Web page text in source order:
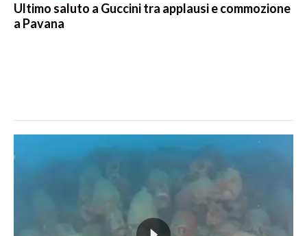
Ultimo saluto a Guccini tra applausi e commozione
a Pavana